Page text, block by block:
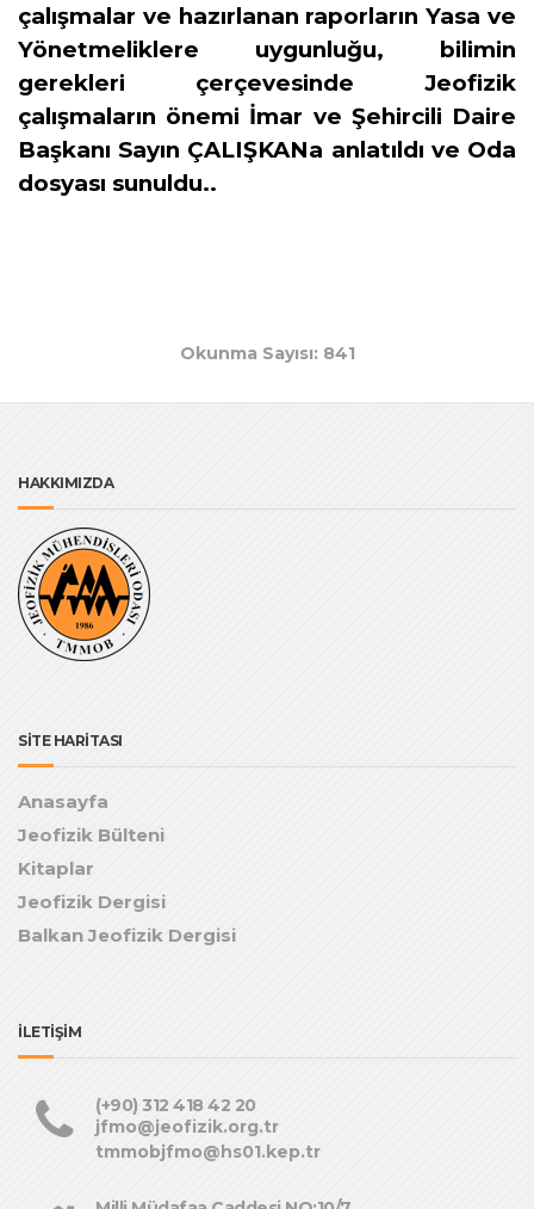
çalışmalar ve hazırlanan raporların Yasa ve
Yönetmeliklere uygunluğu, bilimin
gerekleri çerçevesinde Jeofizik
çalışmaların önemi İmar ve Şehircili Daire
Başkanı Sayın ÇALIŞKANa anlatıldı ve Oda
dosyası sunuldu..
Okunma Sayısı: 841
HAKKIMIZDA
SİTE HARİTASI
Anasayfa
Jeofizik Bülteni
Kitaplar
Jeofizik Dergisi
Balkan Jeofizik Dergisi
İLETİŞİM
(+90) 312 418 42 20
jfmo@jeofizik.org.tr
tmmobjfmo@hs01.kep.tr